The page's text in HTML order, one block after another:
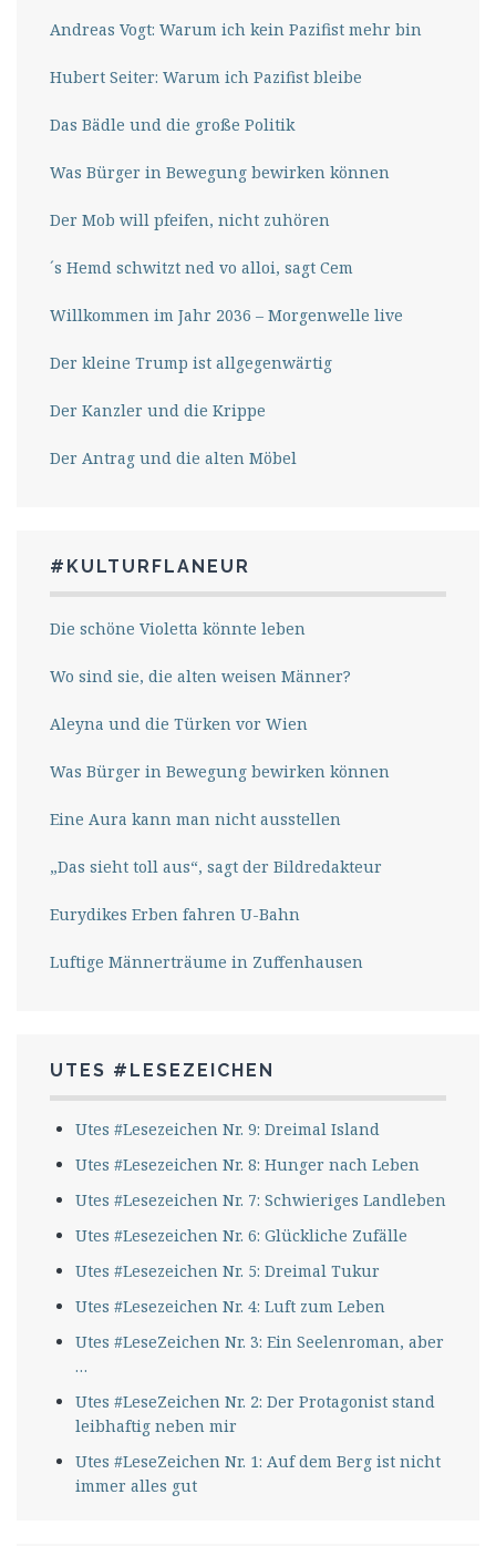
Andreas Vogt: Warum ich kein Pazifist mehr bin
Hubert Seiter: Warum ich Pazifist bleibe
Das Bädle und die große Politik
Was Bürger in Bewegung bewirken können
Der Mob will pfeifen, nicht zuhören
´s Hemd schwitzt ned vo alloi, sagt Cem
Willkommen im Jahr 2036 – Morgenwelle live
Der kleine Trump ist allgegenwärtig
Der Kanzler und die Krippe
Der Antrag und die alten Möbel
#KULTURFLANEUR
Die schöne Violetta könnte leben
Wo sind sie, die alten weisen Männer?
Aleyna und die Türken vor Wien
Was Bürger in Bewegung bewirken können
Eine Aura kann man nicht ausstellen
„Das sieht toll aus“, sagt der Bildredakteur
Eurydikes Erben fahren U-Bahn
Luftige Männerträume in Zuffenhausen
UTES #LESEZEICHEN
Utes #Lesezeichen Nr. 9: Dreimal Island
Utes #Lesezeichen Nr. 8: Hunger nach Leben
Utes #Lesezeichen Nr. 7: Schwieriges Landleben
Utes #Lesezeichen Nr. 6: Glückliche Zufälle
Utes #Lesezeichen Nr. 5: Dreimal Tukur
Utes #Lesezeichen Nr. 4: Luft zum Leben
Utes #LeseZeichen Nr. 3: Ein Seelenroman, aber
…
Utes #LeseZeichen Nr. 2: Der Protagonist stand
leibhaftig neben mir
Utes #LeseZeichen Nr. 1: Auf dem Berg ist nicht
immer alles gut